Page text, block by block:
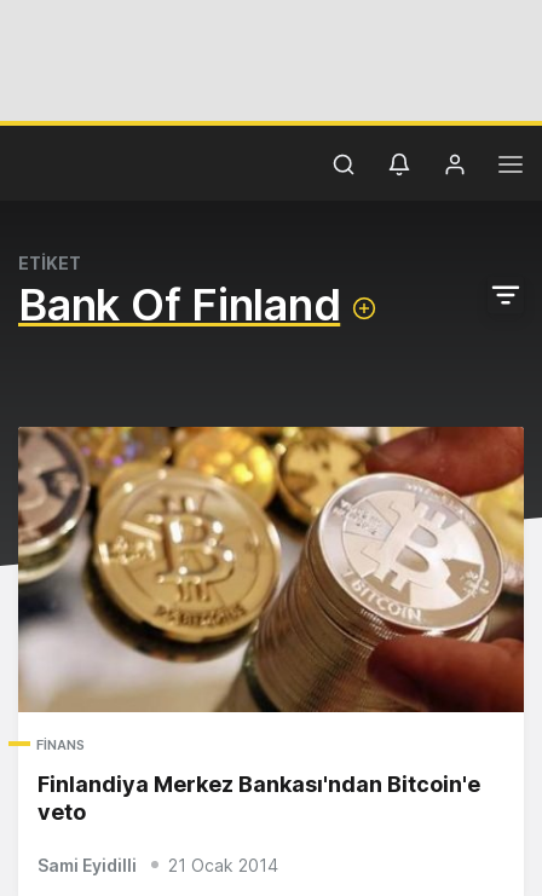
ETİKET
Bank Of Finland
FINANS
Finlandiya Merkez Bankası'ndan Bitcoin'e
veto
Sami Eyidilli 21 Ocak 2014